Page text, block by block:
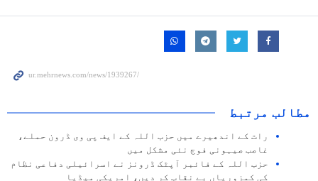
مطالب مرتبط
رات کے اندھیرے میں حزب اللہ کے ایف پی وی ڈرون حملے،
غاصب صیہونی فوج نئی مشکل میں
حزب اللہ کے فائبر آپٹک ڈرونز نے اسرائیلی دفاعی نظام
کی کمزوریاں بے نقاب کر دیں، امریکی میڈیا